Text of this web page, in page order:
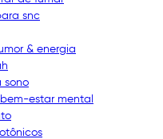
snc
& energia
sono
estar mental